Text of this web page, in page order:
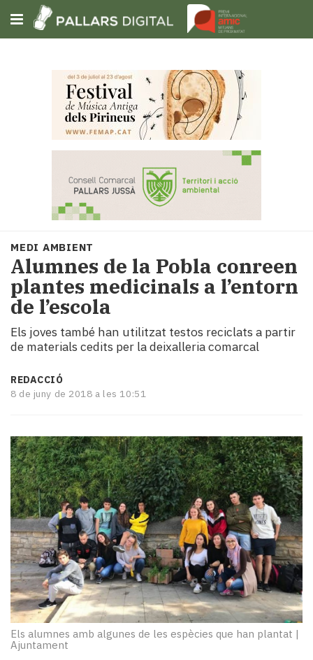
Subscriu-t'hi
Portada
Societat
Política
i
municipis
Economia
turisme
Esports
Mai
i
mitjans
El
temps
Reportatges
Entrevistes
Enquestes
A
escena!
Dis
la
teva!
Subscriptors
La
MEDI AMBIENT
Alumnes de la Pobla conreen
plantes medicinals a l’entorn
de l’escola
Els joves també han utilitzat testos reciclats a partir
de materials cedits per la deixalleria comarcal
REDACCIÓ
8 de juny de 2018 a les 10:51
Els alumnes amb algunes de les espècies que han plantat |
Ajuntament